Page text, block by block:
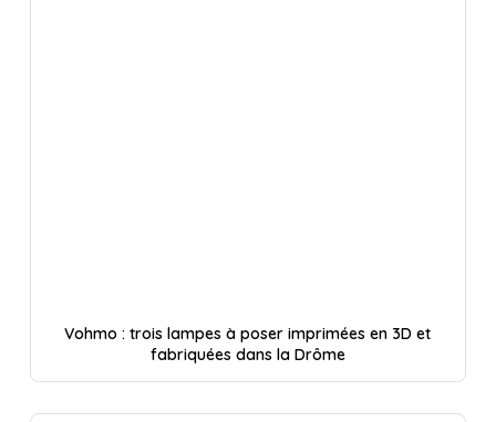
Vohmo : trois lampes à poser imprimées en 3D et
fabriquées dans la Drôme